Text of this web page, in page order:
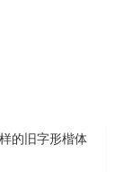
的旧字形楷体